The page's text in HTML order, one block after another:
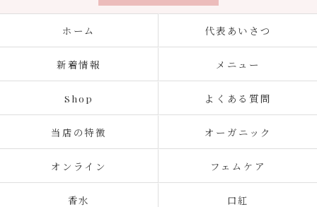
ホーム 代表あいさつ
新着情報 メニュー
Shop よくある質問
当店の特徴 オーガニック
オンライン フェムケア
香水 口紅